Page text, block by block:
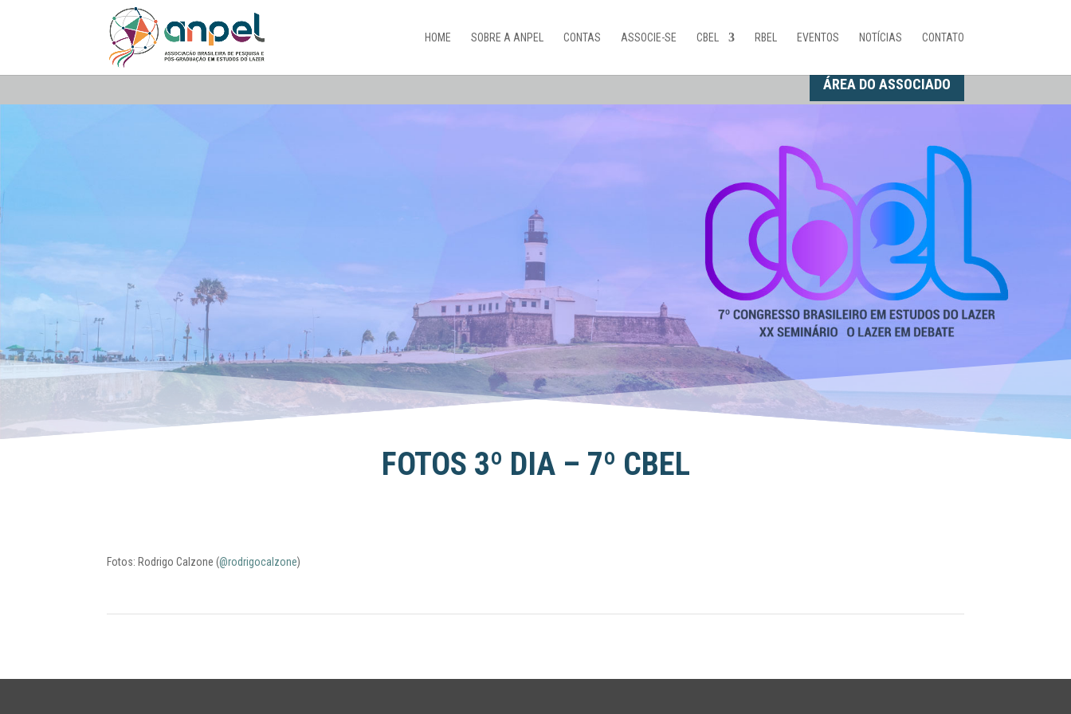
HOME SOBRE A ANPEL CONTAS ASSOCIE-SE CBEL RBEL EVENTOS NOTÍCIAS CONTATO
ÁREA DO ASSOCIADO
FOTOS 3º DIA – 7º CBEL
Fotos: Rodrigo Calzone (@rodrigocalzone)